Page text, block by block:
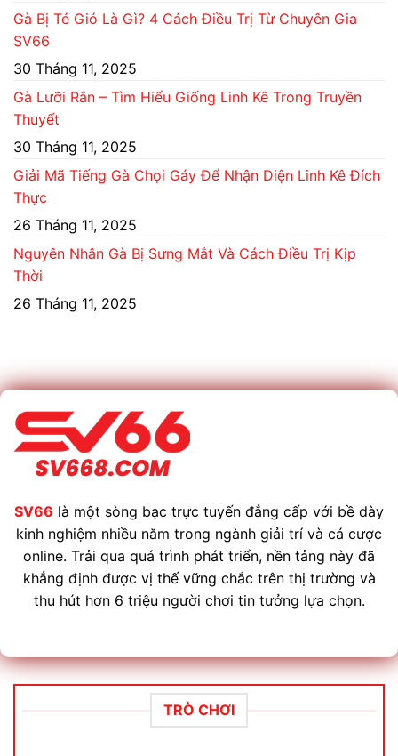
Gà Bị Té Gió Là Gì? 4 Cách Điều Trị Từ Chuyên Gia
SV66
30 Tháng 11, 2025
Gà Lưỡi Rắn – Tìm Hiểu Giống Linh Kê Trong Truyền
Thuyết
30 Tháng 11, 2025
Giải Mã Tiếng Gà Chọi Gáy Để Nhận Diện Linh Kê Đích
Thực
26 Tháng 11, 2025
Nguyên Nhân Gà Bị Sưng Mắt Và Cách Điều Trị Kịp
Thời
26 Tháng 11, 2025
SV66 là một sòng bạc trực tuyến đẳng cấp với bề dày
kinh nghiệm nhiều năm trong ngành giải trí và cá cược
online. Trải qua quá trình phát triển, nền tảng này đã
khẳng định được vị thế vững chắc trên thị trường và
thu hút hơn 6 triệu người chơi tin tưởng lựa chọn.
TRÒ CHƠI